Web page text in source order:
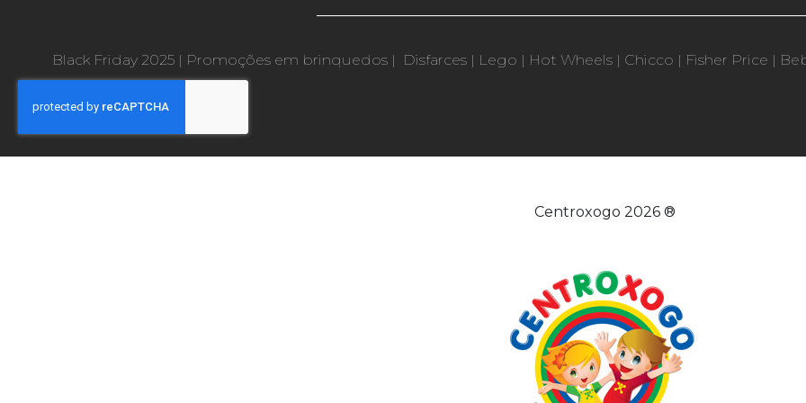
Black Friday 2025 | Promoções em brinquedos | Disfarces | Lego | Hot Wheels | Chicco | Fisher Price |
Centroxogo 2026 ®